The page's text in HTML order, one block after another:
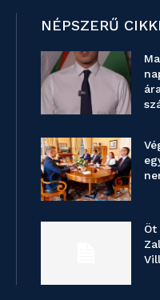
NÉPSZERŰ